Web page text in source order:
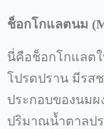
ช็อกโกแลตนม
นี่คือช็อกโกแลต
โปรดปราน มีรส
ประกอบของนม
ปริมาณน้ำตาลป